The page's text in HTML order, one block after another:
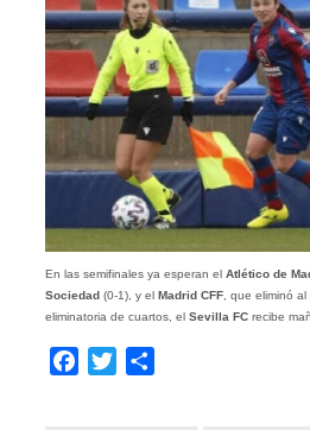
En las semifinales ya esperan el Atlético de
Sociedad (0-1), y el Madrid CFF, que eliminó al
eliminatoria de cuartos, el Sevilla FC recibe
Facebook
Twitter